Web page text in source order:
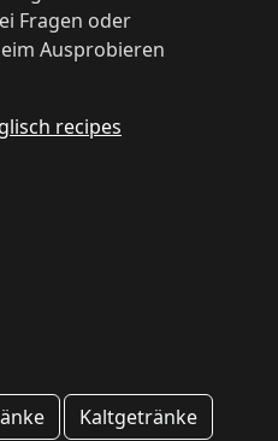
Fragen oder
Ausprobieren
recipes
Kaltgetränke